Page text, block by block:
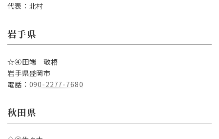
代表：北村
岩手県
☆④田端 敬梧
岩手県盛岡市
電話： 090-2277-7680
秋田県